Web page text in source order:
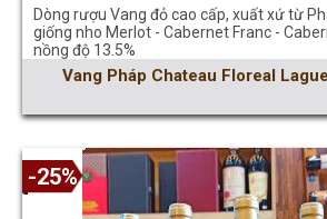
Dòng rượu Vang đỏ cao cấp, xuất xứ từ
giống nho Merlot - Cabernet Franc -
nồng độ 13.5%
Vang Pháp Chateau Floreal
-25%